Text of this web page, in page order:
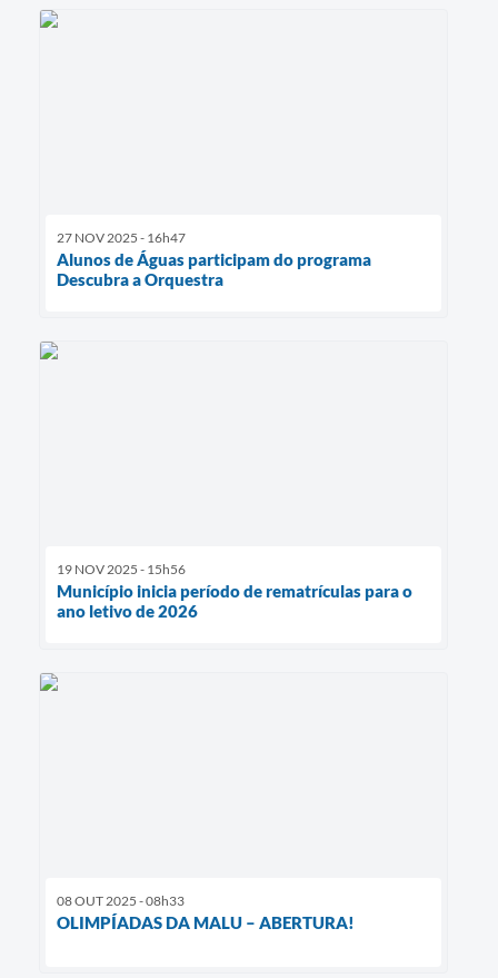
27 NOV 2025 - 16h47
Alunos de Águas participam do programa
Descubra a Orquestra
19 NOV 2025 - 15h56
Município inicia período de rematrículas para o
ano letivo de 2026
08 OUT 2025 - 08h33
OLIMPÍADAS DA MALU – ABERTURA!